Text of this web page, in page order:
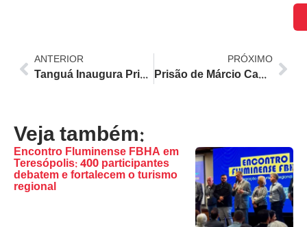
ANTERIOR
Tanguá Inaugura Primeira Base do Segurança Presente; Mais 4 Cidades Fluminenses Recebem Reforço Policial em Julho
PRÓXIMO
Prisão de Márcio Canella: Crise se Aprofunda no Palanque de Flávio Bolsonaro no Rio de Janeiro
Veja também:
Encontro Fluminense FBHA em
Teresópolis: 400 participantes
debatem e fortalecem o turismo
regional